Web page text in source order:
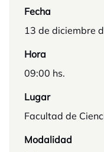
Fecha
13 de diciembre
Hora
09:00 hs.
Lugar
Facultad de
Modalidad